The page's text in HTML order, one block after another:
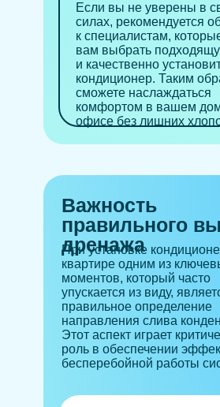
Если вы не уверены в
силах, рекомендуется
к специалистам,
вам выбрать
и качественно
кондиционер. Таким
сможете наслаждаться
комфортом в вашем
офисе без лишних
При установке
квартире одним из
моментов, который часто
упускается из виду,
правильное определение
направления слива
Этот аспект играет
роль в обеспечении
бесперебойной работы
Важность
правильного
дренажа